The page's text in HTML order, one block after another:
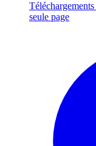
Téléchargements
seule page